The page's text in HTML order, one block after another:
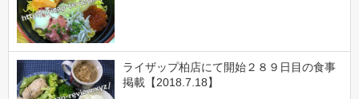
ライザップ柏店にて開始２８９日目の食事
掲載【2018.7.18】